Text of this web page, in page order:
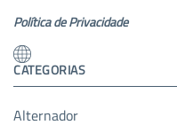
Política de Privacidade
CATEGORIAS
Alternador